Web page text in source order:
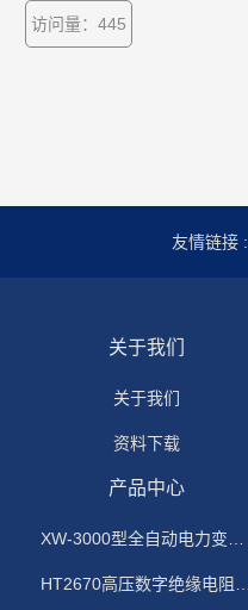
访问量：445
友情链接 :
关于我们
关于我们
资料下载
产品中心